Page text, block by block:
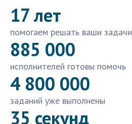
17 лет
помогаем решать ваши задачи
885 000
исполнителей готовы помочь
4 800 000
заданий уже выполнены
35 секунд